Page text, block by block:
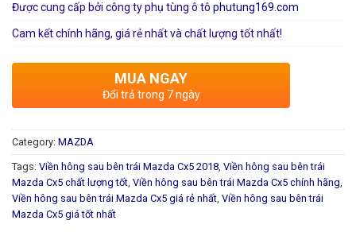
Được cung cấp bởi công ty phụ tùng ô tô phutung169.com
Cam kết chính hãng, giá rẻ nhất và chất lượng tốt nhất!
MUA NGAY
Đổi trả trong 7 ngày
Category: MAZDA
Tags: Viền hông sau bên trái Mazda Cx5 2018, Viền hông sau bên trái
Mazda Cx5 chất lượng tốt, Viền hông sau bên trái Mazda Cx5 chính hãng,
Viền hông sau bên trái Mazda Cx5 giá rẻ nhất, Viền hông sau bên trái
Mazda Cx5 giá tốt nhất